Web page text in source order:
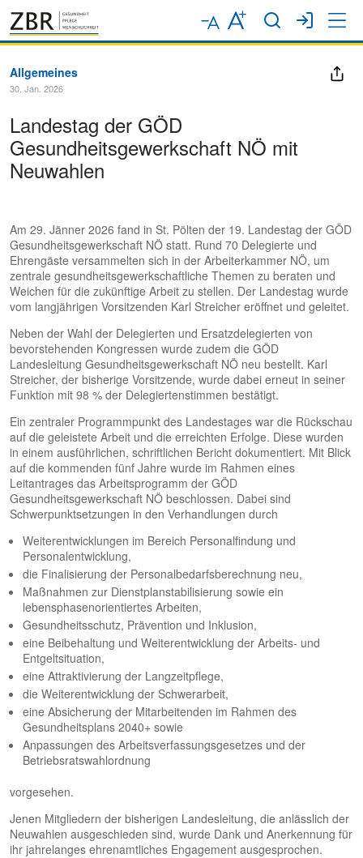
Allgemeines
30. Jan. 2026
Landestag der GÖD
Gesundheitsgewerkschaft NÖ mit
Neuwahlen
Am 29. Jänner 2026 fand in St. Pölten der 19. Landestag der GÖD
Gesundheitsgewerkschaft NÖ statt. Rund 70 Delegierte und
Ehrengäste versammelten sich in der Arbeiterkammer NÖ, um
zentrale gesundheitsgewerkschaftliche Themen zu beraten und
Weichen für die zukünftige Arbeit zu stellen. Der Landestag wurde
vom langjährigen Vorsitzenden Karl Streicher eröffnet und geleitet.
Neben der Wahl der Delegierten und Ersatzdelegierten von
bevorstehenden Kongressen wurde zudem die GÖD
Landesleitung Gesundheitsgewerkschaft NÖ neu bestellt. Karl
Streicher, der bisherige Vorsitzende, wurde dabei erneut in seiner
Funktion mit 98 % der Delegiertenstimmen bestätigt.
Ein zentraler Programmpunkt des Landestages war die Rückschau
auf die geleistete Arbeit und die erreichten Erfolge. Diese wurden
in einem ausführlichen, schriftlichen Bericht dokumentiert. Mit Blick
auf die kommenden fünf Jahre wurde im Rahmen eines
Leitantrages das Arbeitsprogramm der GÖD
Gesundheitsgewerkschaft NÖ beschlossen. Dabei sind
Schwerpunktsetzungen in den Verhandlungen durch
Weiterentwicklungen im Bereich Personalfindung und
Personalentwicklung,
die Finalisierung der Personalbedarfsberechnung neu,
Maßnahmen zur Dienstplanstabilisierung sowie ein
lebensphasenorientiertes Arbeiten,
Gesundheitsschutz, Prävention und Inklusion,
eine Beibehaltung und Weiterentwicklung der Arbeits- und
Entgeltsituation,
eine Attraktivierung der Langzeitpflege,
die Weiterentwicklung der Schwerarbeit,
eine Absicherung der Mitarbeitenden im Rahmen des
Gesundheitsplans 2040+ sowie
Anpassungen des Arbeitsverfassungsgesetzes und der
Betriebsratswahlordnung
vorgesehen.
Jenen Mitgliedern der bisherigen Landesleitung, die anlässlich der
Neuwahlen ausgeschieden sind, wurde Dank und Anerkennung für
ihr jahrelanges ehrenamtliches Engagement ausgesprochen.